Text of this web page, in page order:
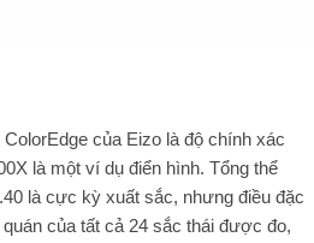
của Eizo là độ chính xác
là một ví dụ điển hình. Tổng thể
là cực kỳ xuất sắc, nhưng điều đặc
của tất cả 24 sắc thái được đo,